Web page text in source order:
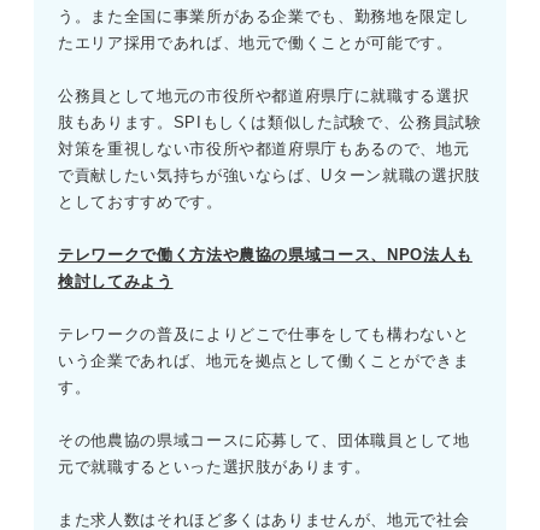
う。また全国に事業所がある企業でも、勤務地を限定し
たエリア採用であれば、地元で働くことが可能です。
公務員として地元の市役所や都道府県庁に就職する選択
肢もあります。SPIもしくは類似した試験で、公務員試験
対策を重視しない市役所や都道府県庁もあるので、地元
で貢献したい気持ちが強いならば、Uターン就職の選択肢
としておすすめです。
テレワークで働く方法や農協の県域コース、NPO法人も
検討してみよう
テレワークの普及によりどこで仕事をしても構わないと
いう企業であれば、地元を拠点として働くことができま
す。
その他農協の県域コースに応募して、団体職員として地
元で就職するといった選択肢があります。
また求人数はそれほど多くはありませんが、地元で社会